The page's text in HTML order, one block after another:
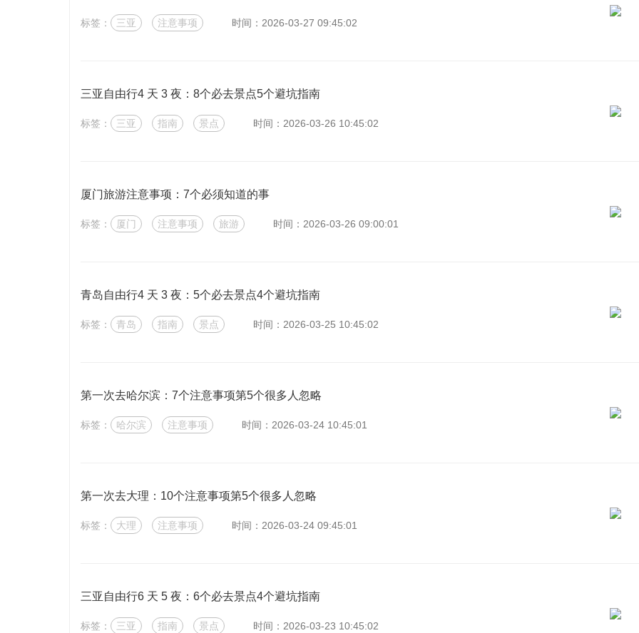
标签： 三亚 注意事项 时间：2026-03-27 09:45:02
三亚自由行4 天 3 夜：8个必去景点5个避坑指南
标签： 三亚 指南 景点 时间：2026-03-26 10:45:02
厦门旅游注意事项：7个必须知道的事
标签： 厦门 注意事项 旅游 时间：2026-03-26 09:00:01
青岛自由行4 天 3 夜：5个必去景点4个避坑指南
标签： 青岛 指南 景点 时间：2026-03-25 10:45:02
第一次去哈尔滨：7个注意事项第5个很多人忽略
标签： 哈尔滨 注意事项 时间：2026-03-24 10:45:01
第一次去大理：10个注意事项第5个很多人忽略
标签： 大理 注意事项 时间：2026-03-24 09:45:01
三亚自由行6 天 5 夜：6个必去景点4个避坑指南
标签： 三亚 指南 景点 时间：2026-03-23 10:45:02